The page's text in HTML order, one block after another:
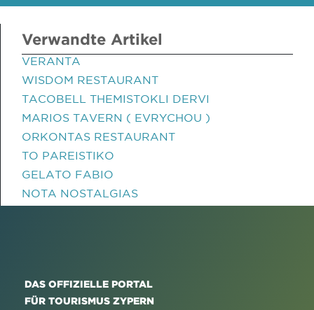
Verwandte Artikel
VERANTA
WISDOM RESTAURANT
TACOBELL THEMISTOKLI DERVI
MARIOS TAVERN ( EVRYCHOU )
ORKONTAS RESTAURANT
TO PAREISTIKO
GELATO FABIO
NOTA NOSTALGIAS
DAS OFFIZIELLE PORTAL
FÜR TOURISMUS ZYPERN